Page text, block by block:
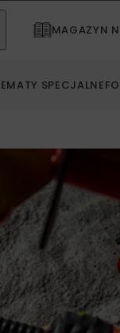
MAGAZYN
SPECJALNE